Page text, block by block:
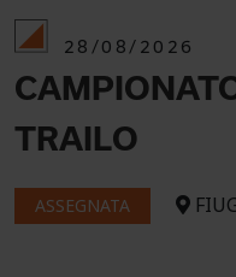
28/08/2026
TRAILO
ASSEGNATA